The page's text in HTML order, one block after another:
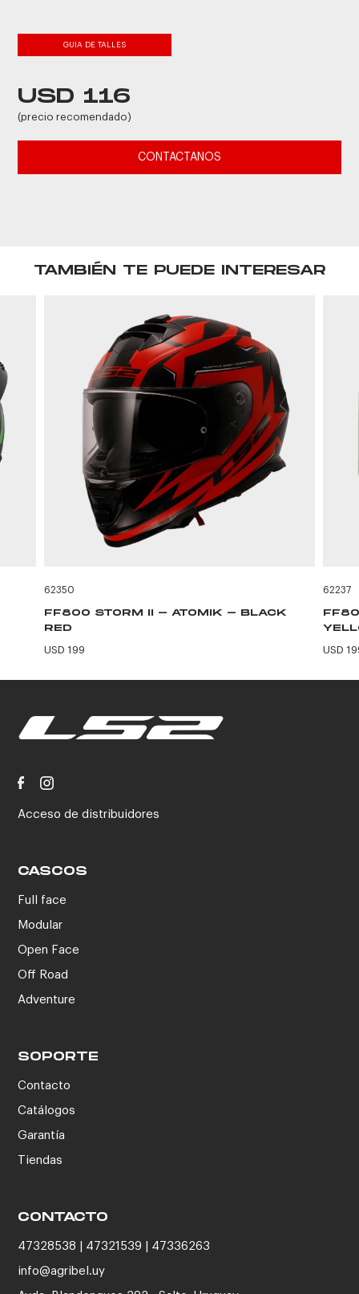
GUIA DE TALLES
USD 116
(precio recomendado)
CONTACTANOS
TAMBIÉN TE PUEDE INTERESAR
62350
FF800 STORM II - ATOMIK - BLACK
RED
USD 199
62237
USD
Acceso de distribuidores
CASCOS
Full face
Modular
Open Face
Off Road
Adventure
SOPORTE
Contacto
Catálogos
Garantía
Tiendas
CONTACTO
47328538 | 47321539 | 47336263
info@agribel.uy